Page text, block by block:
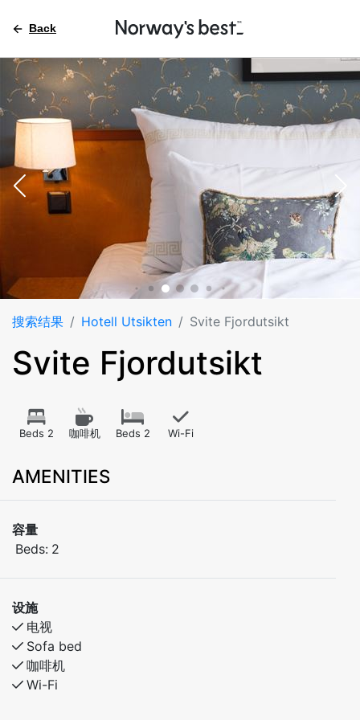
Back
搜索结果 Hotell Utsikten Svite Fjordutsikt
Svite Fjordutsikt
Beds 2 咖啡机 Beds 2 Wi-Fi
AMENITIES
容量
Beds: 2
设施
电视
Sofa bed
咖啡机
Wi-Fi